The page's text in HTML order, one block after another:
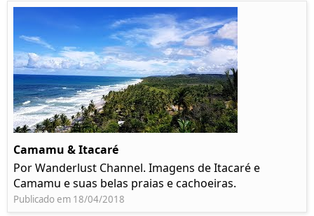
Camamu & Itacaré
Por Wanderlust Channel. Imagens de Itacaré e
Camamu e suas belas praias e cachoeiras.
Publicado em 18/04/2018